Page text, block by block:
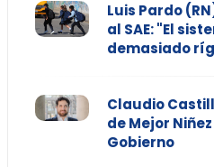
Luis Pardo
al SAE: "El
demasiado
Claudio
de Mejor
Gobierno